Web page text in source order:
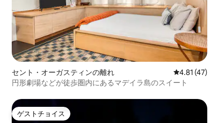
セント・オーガスティンの離れ レビュー47
4.81 (47)
円形劇場などが徒歩圏内にあるマデイラ島のスイート
ゲストチョイス
ゲストチョイス